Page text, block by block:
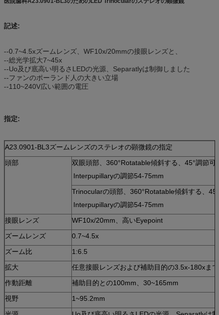
記述:
--0.7~4.5xズームレンズ、WF10x/20mmの接眼レンズと、
--総光学拡大7~45x
--Uo及び底高い明るさLEDの光源、Separatlyは制御しました
--ファンのポーランド人の大きい立場
--110~240V広い範囲の電圧
指定:
A23.0901-BL3ズームレンズのステレオの顕微鏡の指定
頭部
双眼頭部、360°Rotatable傾斜する、45°調節可
Interpupillaryの調節54-75mm
Trinocularの頭部、360°Rotatable傾斜する、
Interpupillaryの調節54-75mm
接眼レンズ
WF10x/20mm、高いEyepoint
ズームレンズ
0.7~4.5x
ズーム比
1:6.5
拡大
任意接眼レンズおよび補助目的の3.5x-180xま
作動距離
補助目的との100mm、30~165mm
視野
1~95.2mm